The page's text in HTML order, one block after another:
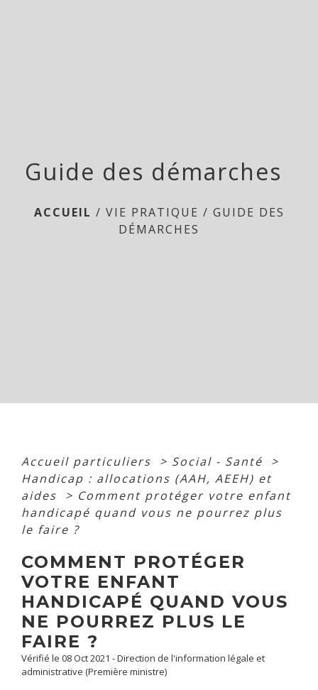
Guide des démarches
ACCUEIL / VIE PRATIQUE / GUIDE DES
DÉMARCHES
Accueil particuliers > Social - Santé
>
Handicap : allocations (AAH, AEEH) et
aides
> Comment protéger votre enfant
handicapé quand vous ne pourrez plus
le faire ?
COMMENT PROTÉGER
VOTRE ENFANT
HANDICAPÉ QUAND VOUS
NE POURREZ PLUS LE
FAIRE ?
Vérifié le 08 Oct 2021 - Direction de l'information légale et
administrative (Première ministre)